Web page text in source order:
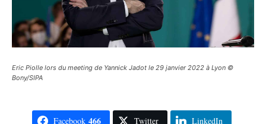
Eric Piolle lors du meeting de Yannick Jadot le 29 janvier 2022 à Lyon ©
Bony/SIPA
Facebook 466 Twitter LinkedIn